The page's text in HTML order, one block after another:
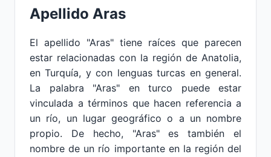
Apellido Aras
El apellido "Aras" tiene raíces que parecen
estar relacionadas con la región de Anatolia,
en Turquía, y con lenguas turcas en general.
La palabra "Aras" en turco puede estar
vinculada a términos que hacen referencia a
un río, un lugar geográfico o a un nombre
propio. De hecho, "Aras" es también el
nombre de un río importante en la región del